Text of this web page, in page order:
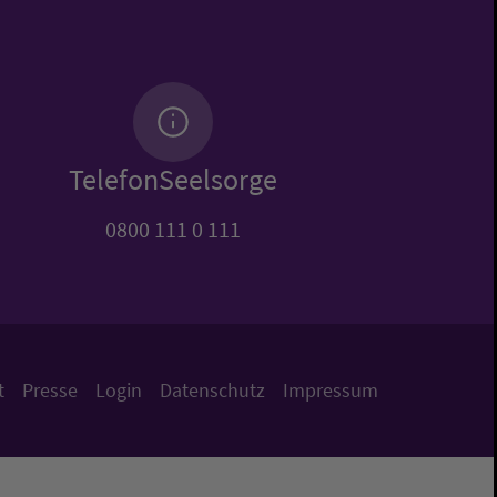
TelefonSeelsorge
0800 111 0 111
Presse Login Datenschutz Impressum